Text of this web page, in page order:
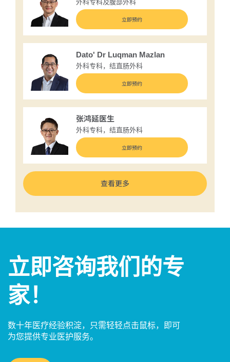
外科专科及腹部外科
立即预约
Dato' Dr Luqman Mazlan
外科专科，结直肠外科
立即预约
张鸿延医生
外科专科，结直肠外科
立即预约
查看更多
立即咨询我们的专
家！
数十年医疗经验积淀，只需轻轻点击鼠标，即可
为您提供专业医护服务。